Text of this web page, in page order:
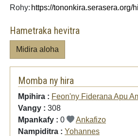
Rohy:
Hametraka hevitra
Midira aloha
Momba ny hira
Mpihira : Feon'ny Fiderana Apu
Vangy : 308
Mpankafy : 0
Ankafizo
Nampiditra : Yohannes